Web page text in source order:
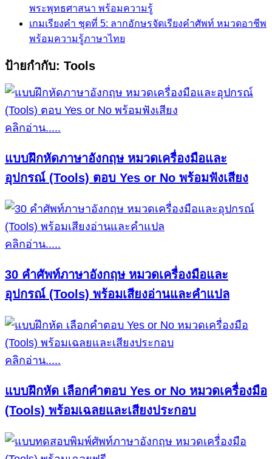
พระพุทธศาสนา พร้อมความรู้
เกมเรียงคำ ชุดที่ 5: ลากอักษรจัดเรียงคำศัพท์ หมวดอาชีพ
พร้อมความรู้ภาษาไทย
ป้ายกำกับ: Tools
คลิกอ่าน.....
แบบฝึกหัดภาษาอังกฤษ หมวดเครื่องมือและ
อุปกรณ์ (Tools) ตอบ Yes or No พร้อมฟังเสียง
คลิกอ่าน.....
30 คำศัพท์ภาษาอังกฤษ หมวดเครื่องมือและ
อุปกรณ์ (Tools) พร้อมเสียงอ่านและคำแปล
คลิกอ่าน.....
แบบฝึกหัด เลือกคำตอบ Yes or No หมวดเครื่องมือ
(Tools) พร้อมเฉลยและเสียงประกอบ